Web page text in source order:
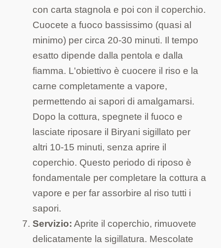
con carta stagnola e poi con il coperchio.
Cuocete a fuoco bassissimo (quasi al
minimo) per circa 20-30 minuti. Il tempo
esatto dipende dalla pentola e dalla
fiamma. L'obiettivo è cuocere il riso e la
carne completamente a vapore,
permettendo ai sapori di amalgamarsi.
Dopo la cottura, spegnete il fuoco e
lasciate riposare il Biryani sigillato per
altri 10-15 minuti, senza aprire il
coperchio. Questo periodo di riposo è
fondamentale per completare la cottura a
vapore e per far assorbire al riso tutti i
sapori.
Servizio: Aprite il coperchio, rimuovete
delicatamente la sigillatura. Mescolate